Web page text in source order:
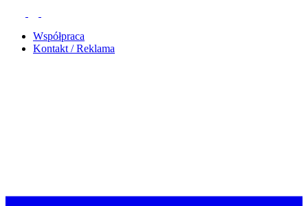
Współpraca
Kontakt / Reklama